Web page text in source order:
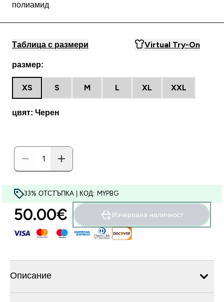
полиамид
Таблица с размери Virtual Try-On
размер:
XS S M L XL XXL
цвят: Черен
33% ОТСТЪПКА | КОД: MYPBG
50.00€‎ Изчерпана наличност
Описание